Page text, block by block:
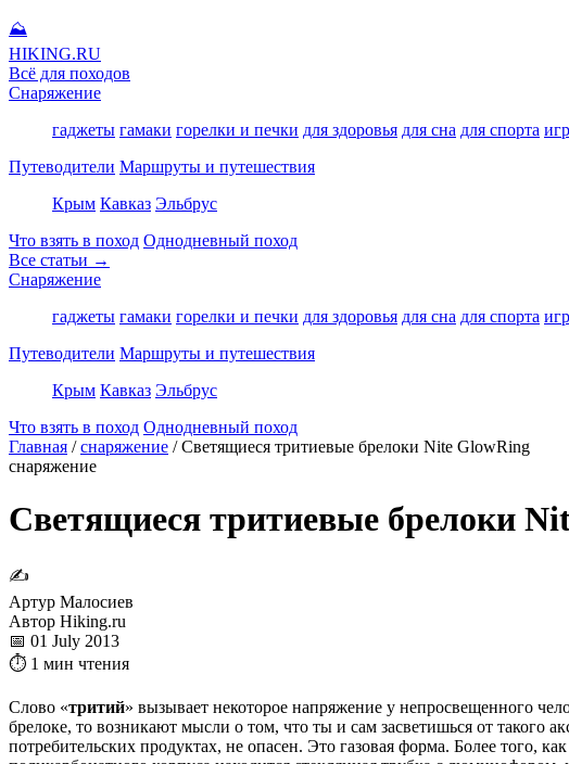
⛰
HIKING.RU
Всё для походов
Снаряжение
гаджеты гамаки горелки и печки для здоровья для сна для спорта
Путеводители Маршруты и путешествия
Крым Кавказ Эльбрус
Что взять в поход Однодневный поход
Все статьи →
Снаряжение
гаджеты гамаки горелки и печки для здоровья для сна для спорта
Путеводители Маршруты и путешествия
Крым Кавказ Эльбрус
Что взять в поход Однодневный поход
Главная / снаряжение / Светящиеся тритиевые брелоки Nite GlowRing
снаряжение
Светящиеся тритиевые брелоки
✍
Артур Малосиев
Автор Hiking.ru
📅 01 July 2013
⏱ 1 мин чтения
Слово «тритий» вызывает некоторое напряжение у непросвещенного
брелоке, то возникают мысли о том, что ты и сам засветишься от такого
потребительских продуктах, не опасен. Это газовая форма. Более того,